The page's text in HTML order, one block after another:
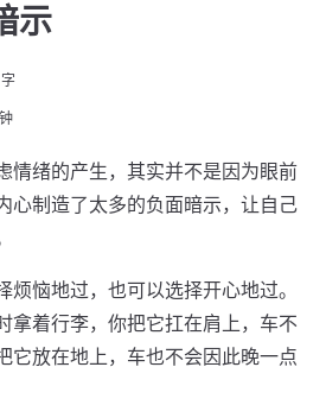
示
情绪的产生，其实并不是因为眼前
心制造了太多的负面暗示，让自己
烦恼地过，也可以选择开心地过。
拿着行李，你把它扛在肩上，车不
它放在地上，车也不会因此晚一点